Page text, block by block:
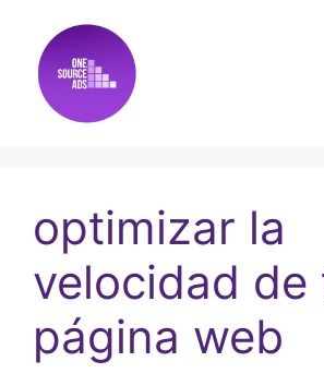
optimizar la
velocidad de
página web